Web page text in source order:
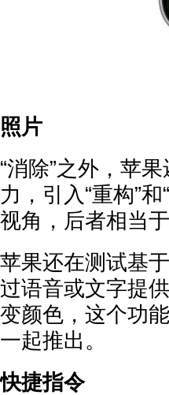
照片
“消除”之外，苹
力，引入“重构”
视角，后者相当
苹果还在测试基
过语音或文字提
变颜色，这个功
一起推出。
快捷指令